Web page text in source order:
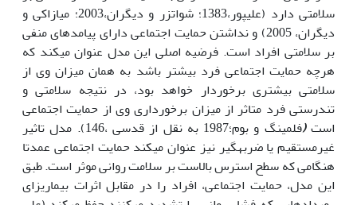
سلامتی دارد (علی­پور،1383؛ شواتزر و دیگران،2003؛ میازاکی و
دیگران، 2005) و نداشتن حمایت اجتماعی دارای پیامدهای منفی
بر سلامتی افراد است. فرضیه اصلی این مدل عنوان می­کند که
هرچه حمایت اجتماعی فرد بیش­تر باشد به همان میزان وی از
سلامتی بیش­تری برخوردار خواهد بود، در نتیجه سلامتی و
تندرستی فرد متاثر از میزان برخورداری وی از حمایت اجتماعی
است(
فلمینگ و بوم؛1987 به نقل از قدسی ،146). مدل تاثیر
غیرمستقیم یا ضربه­گیر نیز عنوان می­کند حمایت اجتماعی عمدتا
هنگامی که سطح استرس بالاست بر سلامت روانی موثر است. طبق
این مدل، حمایت اجتماعی، افراد را در مقابل اثرات بیماری­زای